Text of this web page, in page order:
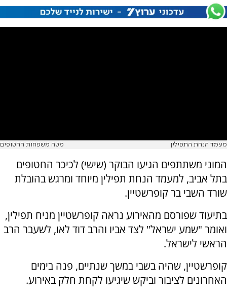
מעמד הנחת התפילין מטה משפחות החטופים
המוני משתתפים הגיעו הבוקר (שישי) לכיכר החטופים
בתל אביב, למעמד הנחת תפילין מיוחד ומרגש בהובלת
שורד השבי בר קופרשטיין.
בתיעוד שפורסם מהאירוע נראה קופרשטיין מניח תפילין,
ואומר "שמע ישראל" לצד אביו והרב דוד לאו, לשעבר הרב
הראשי לישראל.
קופרשטיין, שהיה בשבי במשך שנתיים, פנה בימים
האחרונים לציבור וביקש שיגיעו לקחת חלק באירוע.